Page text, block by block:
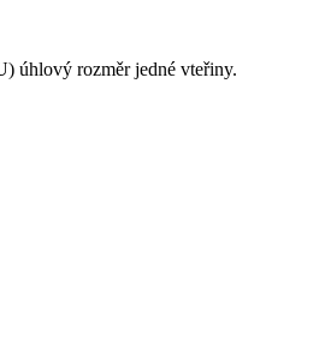
úhlový rozměr jedné vteřiny.